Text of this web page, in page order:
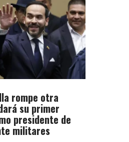
rompe otra
su primer
presidente de
militares